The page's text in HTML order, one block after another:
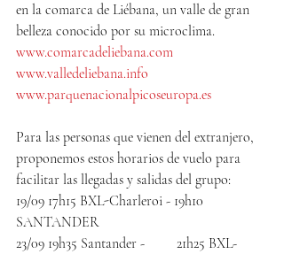
en la comarca de Liébana, un valle de gran
belleza conocido por su microclima.
www.comarcadeliebana.com
www.valledeliebana.info
www.parquenacionalpicoseuropa.es
Para las personas que vienen del extranjero,
proponemos estos horarios de vuelo para
facilitar las llegadas y salidas del grupo:
19/09 17h15 BXL-Charleroi - 19h10
SANTANDER
23/09 19h35 Santander -         21h25 BXL-